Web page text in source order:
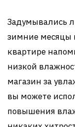
Задумывались
зимние месяцы
квартире
низкой
магазин за
вы можете
повышения